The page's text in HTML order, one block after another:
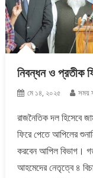
নিবন্ধন ও প্রতীক
মে ১৪, ২০২৫ সময়
রাজনৈতিক দল হিসেবে
ফিরে পেতে আপিলের
করবেন আপিল বিভাগ।
আহমেদের নেতৃত্বে ৪